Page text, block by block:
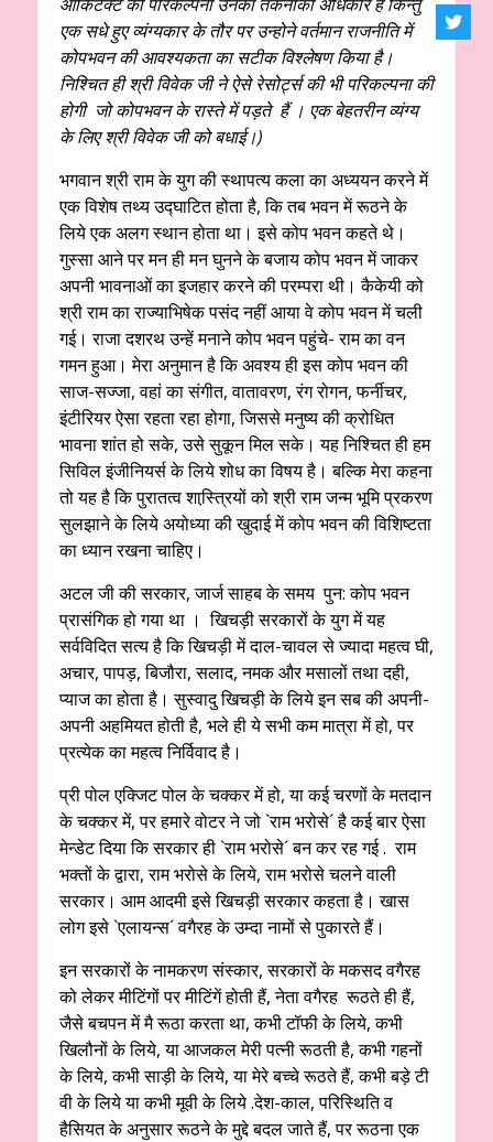
एक सधे हुए व्यंग्यकार के तौर पर उन्होने वर्तमान राजनीति में
कोपभवन की आवश्यकता का सटीक विश्लेषण किया है।
निश्चित ही श्री विवेक जी ने ऐसे रेसोर्ट्स की भी परिकल्पना की
होगी जो कोपभवन के रास्ते में पड़ते हैं । एक बेहतरीन व्यंग्य
के लिए श्री विवेक जी को बधाई।)
भगवान श्री राम के युग की स्थापत्य कला का अध्ययन करने में
एक विशेष तथ्य उद्घाटित होता है, कि तब भवन में रूठने के
लिये एक अलग स्थान होता था। इसे कोप भवन कहते थे।
गुस्सा आने पर मन ही मन घुनने के बजाय कोप भवन में जाकर
अपनी भावनाओं का इजहार करने की परम्परा थी। कैकेयी को
श्री राम का राज्याभिषेक पसंद नहीं आया वे कोप भवन में चली
गई। राजा दशरथ उन्हें मनाने कोप भवन पहुंचे- राम का वन
गमन हुआ। मेरा अनुमान है कि अवश्य ही इस कोप भवन की
साज-सज्जा, वहां का संगीत, वातावरण, रंग रोगन, फर्नीचर,
इंटीरियर ऐसा रहता रहा होगा, जिससे मनुष्य की क्रोधित
भावना शांत हो सके, उसे सुकून मिल सके। यह निश्चित ही हम
सिविल इंजीनियर्स के लिये शोध का विषय है। बल्कि मेरा कहना
तो यह है कि पुरातत्व शास्त्रि़यों को श्री राम जन्म भूमि प्रकरण
सुलझाने के लिये अयोध्या की खुदाई में कोप भवन की विशिष्टता
का ध्यान रखना चाहिए।
अटल जी की सरकार, जार्ज साहब के समय पुन: कोप भवन
प्रासंगिक हो गया था । खिचड़ी सरकारों के युग में यह
सर्वविदित सत्य है कि खिचड़ी में दाल-चावल से ज्यादा महत्व घी,
अचार, पापड़, बिजौरा, सलाद, नमक और मसालों तथा दही,
प्याज का होता है। सुस्वादु खिचड़ी के लिये इन सब की अपनी-
अपनी अहमियत होती है, भले ही ये सभी कम मात्रा में हो, पर
प्रत्येक का महत्व निर्विवाद है।
प्री पोल एक्जिट पोल के चक्कर में हो, या कई चरणों के मतदान
के चक्कर में, पर हमारे वोटर ने जो `राम भरोसे´ है कई बार ऐसा
मेन्डेट दिया कि सरकार ही `राम भरोसे´ बन कर रह गई . राम
भक्तों के द्वारा, राम भरोसे के लिये, राम भरोसे चलने वाली
सरकार। आम आदमी इसे खिचड़ी सरकार कहता है। खास
लोग इसे `एलायन्स´ वगैरह के उम्दा नामों से पुकारते हैं।
इन सरकारों के नामकरण संस्कार, सरकारों के मकसद वगैरह
को लेकर मीटिंगों पर मीटिंगें होती हैं, नेता वगैरह रूठते ही हैं,
जैसे बचपन में मै रूठा करता था, कभी टॉफी के लिये, कभी
खिलौनों के लिये, या आजकल मेरी पत्नी रूठती है, कभी गहनों
के लिये, कभी साड़ी के लिये, या मेरे बच्चे रूठते हैं, कभी बड़े टी
वी के लिये या कभी मूवी के लिये .देश-काल, परिस्थिति व
हैसियत के अनुसार रूठने के मुद्दे बदल जाते हैं, पर रूठना एक